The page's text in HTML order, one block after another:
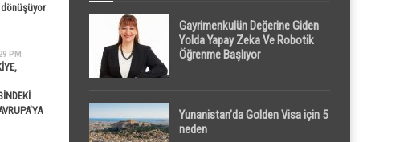
PM
Gayrimenkulün Değerine Giden
Yolda Yapay Zeka Ve Robotik
Öğrenme Başlıyor
Yunanistan’da Golden Visa için 5
neden